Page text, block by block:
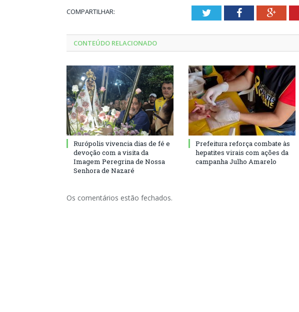
COMPARTILHAR: TwitterFacebook
CONTEÚDO RELACIONADO
Rurópolis vivencia dias de fé e
devoção com a visita da
Imagem Peregrina de Nossa
Senhora de Nazaré
Prefeitura reforça combate às
hepatites virais com ações da
campanha Julho Amarelo
Os comentários estão fechados.